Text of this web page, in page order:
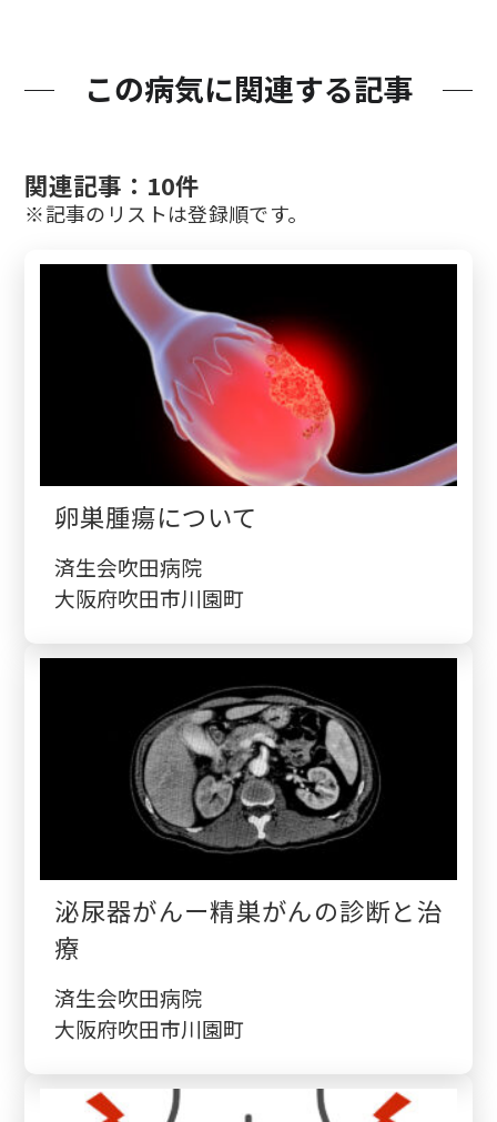
この病気に関連する記事
関連記事：10件
※記事のリストは登録順です。
卵巣腫瘍について
済生会吹田病院
大阪府吹田市川園町
泌尿器がんー精巣がんの診断と治
療
済生会吹田病院
大阪府吹田市川園町